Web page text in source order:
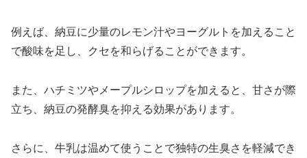
例えば、納豆に少量のレモン汁やヨーグルトを加えること
で酸味を足し、クセを和らげることができます。
また、ハチミツやメープルシロップを加えると、甘さが際
立ち、納豆の発酵臭を抑える効果があります。
さらに、牛乳は温めて使うことで独特の生臭さを軽減でき